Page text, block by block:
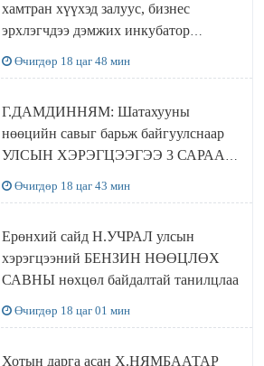
хамтран хүүхэд залуус, бизнес
эрхлэгчдээ дэмжих инкубатор
төвүүдийг хотын захын хорооллуудад
байгуулна
Өчигдөр 18 цаг 48 мин
Г.ДАМДИННЯМ: Шатахууны
нөөцийн савыг барьж байгуулснаар
УЛСЫН ХЭРЭГЦЭЭГЭЭ 3 САРААР
НӨӨЦЛӨДӨГ болно
Өчигдөр 18 цаг 43 мин
Ерөнхий сайд Н.УЧРАЛ улсын
хэрэгцээний БЕНЗИН НӨӨЦЛӨХ
САВНЫ нөхцөл байдалтай танилцлаа
Өчигдөр 18 цаг 01 мин
Хотын дарга асан Х.НЯМБААТАР